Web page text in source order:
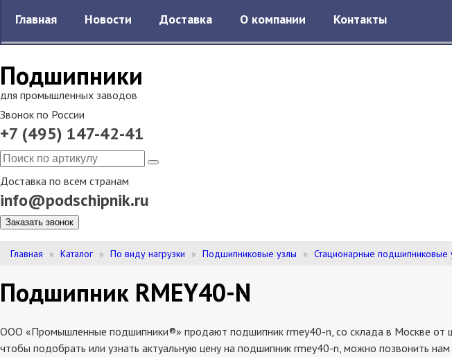
Подшипники
для промышленных заводов
Звонок по России
+7 (495) 147-42-41
Доставка по всем странам
info@podschipnik.ru
Заказать звонок
Главная Новости Доставка О компании Контакты
Главная Каталог По виду нагрузки Подшипниковые узлы Стационарные подшипниковые
Подшипник RMEY40-N
ООО «Промышленные подшипники®» продают подшипник rmey40-n, со склада в Москве от
чтобы подобрать или узнать актуальную цену на подшипник rmey40-n, можно позвонить